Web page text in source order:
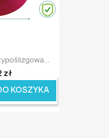
zł
KOSZYKA